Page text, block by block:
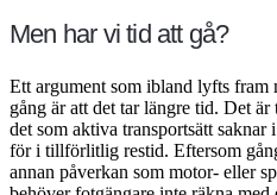
Men har vi tid att gå?
Ett argument som ibland lyfts fram
gång är att det tar längre tid. Det
det som aktiva transportsätt saknar
för i tillförlitlig restid. Eftersom
annan påverkan som motor- eller